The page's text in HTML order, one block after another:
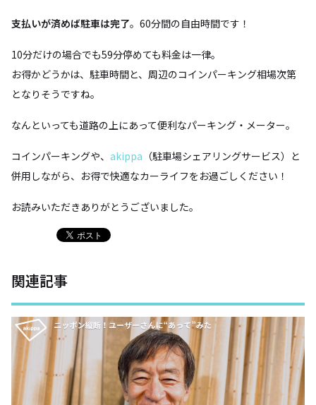
支払いが済めば駐車は完了。60分間の自由時間です！
10分だけの場合でも59分停めても料金は一律。
お得かどうかは、駐車時間と、周辺のコインパーキング相場次第
となりそうですね。
なんといっても道路の上にあって便利なパーキング・メーター。
コインパーキングや、 akippa （駐車場シェアリングサービス）と
併用しながら、お得で快適なカーライフをお過ごしください！
お読みいただきありがとうございました。
関連記事